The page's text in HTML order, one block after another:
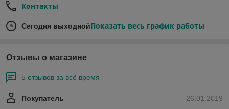
Контакты
Сегодня выходнойПоказать весь график работы
Отзывы о магазине
5 отзывов за всё время
26.01.2019
Покупатель